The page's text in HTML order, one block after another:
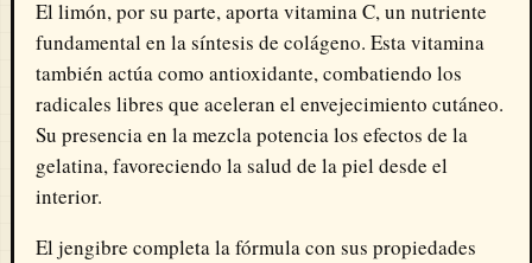
El limón, por su parte, aporta vitamina C, un nutriente
fundamental en la síntesis de colágeno. Esta vitamina
también actúa como antioxidante, combatiendo los
radicales libres que aceleran el envejecimiento cutáneo.
Su presencia en la mezcla potencia los efectos de la
gelatina, favoreciendo la salud de la piel desde el
interior.
El jengibre completa la fórmula con sus propiedades